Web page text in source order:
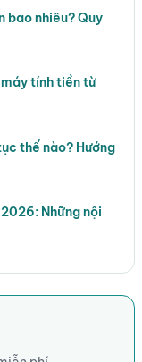
bao nhiêu? Quy
tính tiền từ
thế nào? Hướng
Những nội